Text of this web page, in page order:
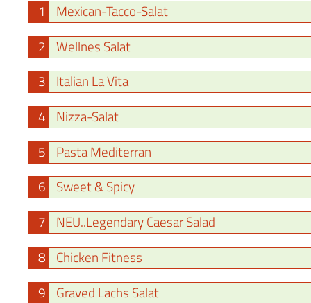
1
Mexican-Tacco-Salat
2 Wellnes Salat
3
Italian La Vita
4
Nizza-Salat
5
Pasta Mediterran
6
Sweet & Spicy
7
NEU..Legendary Caesar Salad
8
Chicken Fitness
9
Graved Lachs Salat